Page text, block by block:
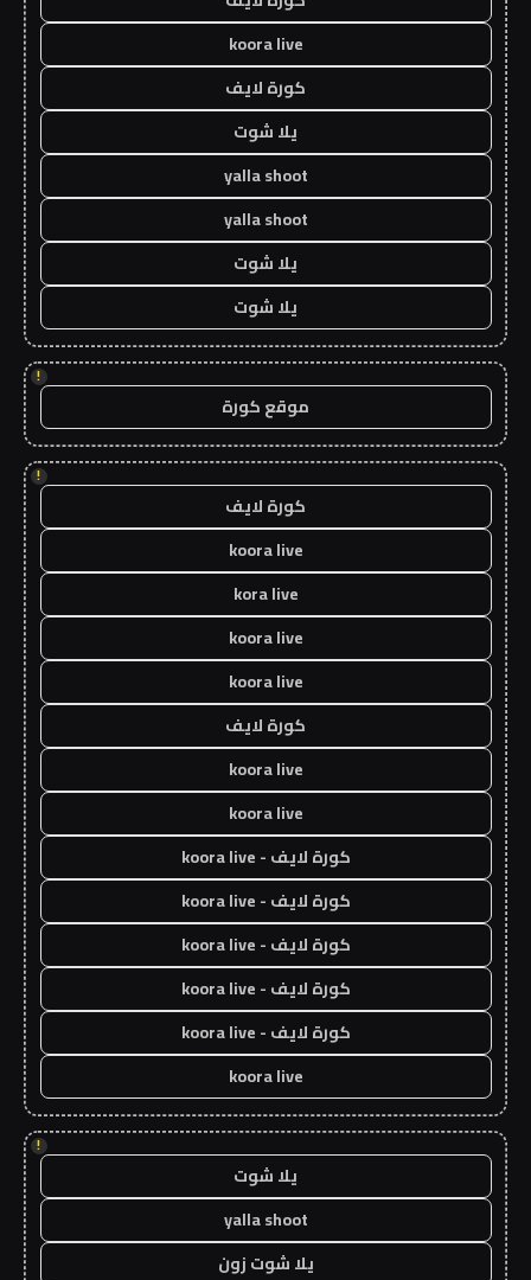
koora live
كورة لايف
يلا شوت
yalla shoot
yalla shoot
يلا شوت
يلا شوت
!
موقع كورة
!
كورة لايف
koora live
kora live
koora live
koora live
كورة لايف
koora live
koora live
كورة لايف - koora live
كورة لايف - koora live
كورة لايف - koora live
كورة لايف - koora live
كورة لايف - koora live
koora live
!
يلا شوت
yalla shoot
يلا شوت زون